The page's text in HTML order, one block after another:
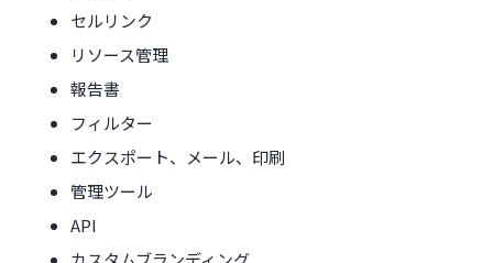
セルリンク
リソース管理
報告書
フィルター
エクスポート、メール、印刷
管理ツール
API